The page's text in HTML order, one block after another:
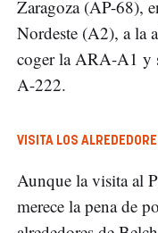
Zaragoza (AP-68),
Nordeste (A2), a la
coger la ARA-A1 y
A-222.
VISITA LOS
Aunque la visita al
merece la pena de